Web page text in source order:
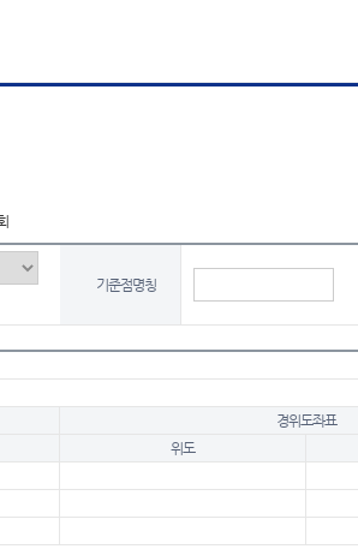
기준점명칭
경위도좌표
위도